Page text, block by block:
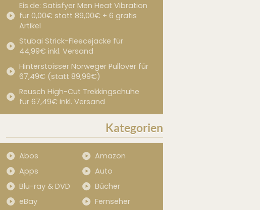
Eis.de: Satisfyer Men Heat Vibration
für 0,00€ statt 89,00€ + 6 gratis
Artikel
Stubai Strick-Fleecejacke für
44,99€ inkl. Versand
Hinterstoisser Norweger Pullover für
67,49€ (statt 89,99€)
Reusch High-Cut Trekkingschuhe
für 67,49€ inkl. Versand
Kategorien
Abos
Amazon
Apps
Auto
Blu-ray & DVD
Bücher
eBay
Fernseher